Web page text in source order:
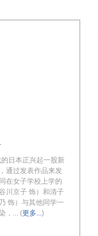
日本正兴起一股新
通过发表作品来发
在女子学校上学的
川京子 饰）和清子
饰）与其他同学一
，... (更多...)